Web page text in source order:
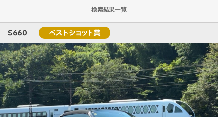
検索結果一覧
S660 ベストショット賞